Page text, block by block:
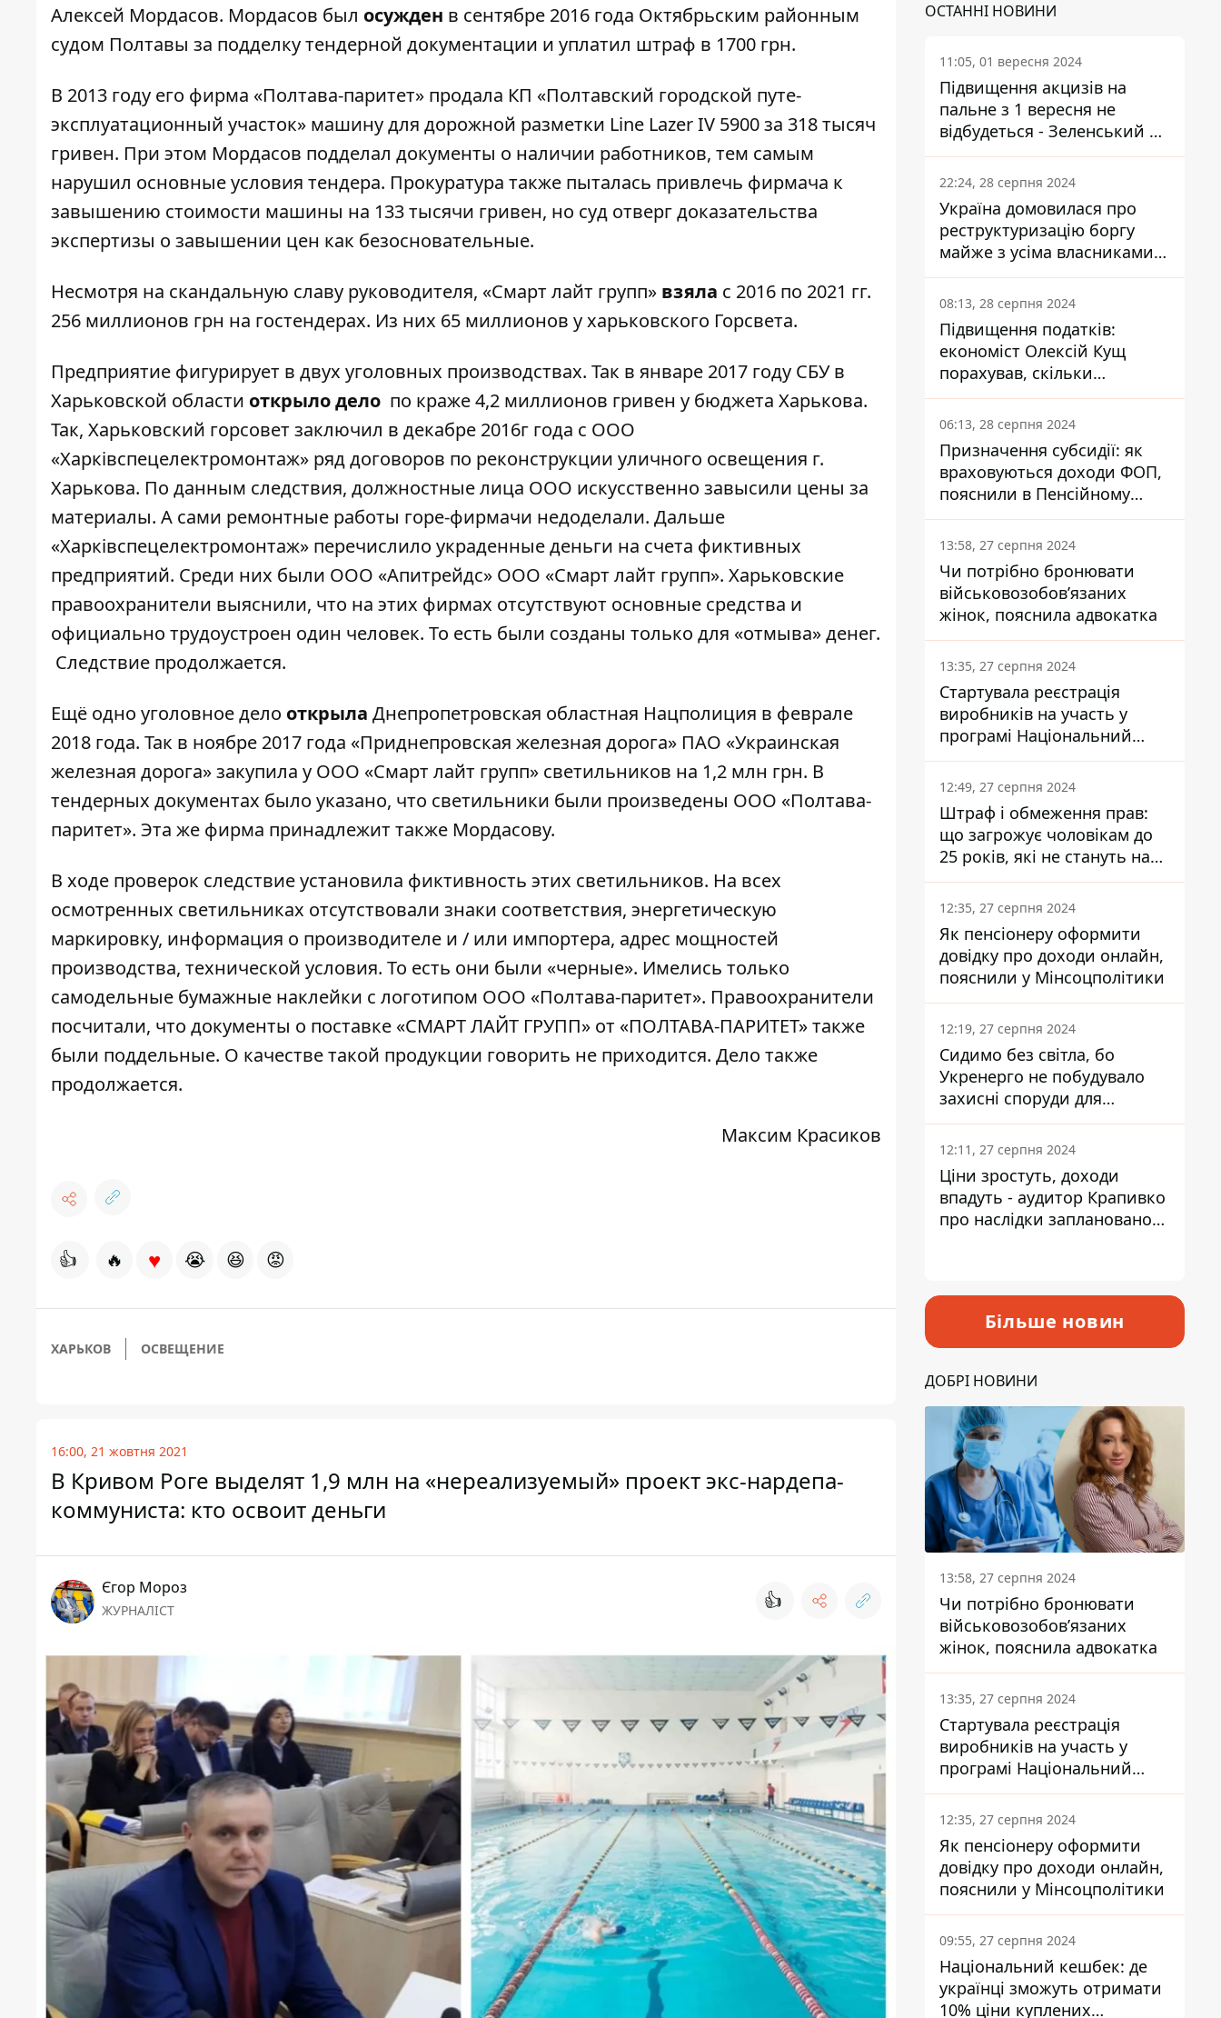
Алексей Мордасов. Мордасов был осужден в сентябре 2016 года Октябрьским районным
судом Полтавы за подделку тендерной документации и уплатил штраф в 1700 грн.
В 2013 году его фирма «Полтава-паритет» продала КП «Полтавский городской путе-
эксплуатационный участок» машину для дорожной разметки Line Lazer IV 5900 за 318 тысяч
гривен. При этом Мордасов подделал документы о наличии работников, тем самым
нарушил основные условия тендера. Прокуратура также пыталась привлечь фирмача к
завышению стоимости машины на 133 тысячи гривен, но суд отверг доказательства
экспертизы о завышении цен как безосновательные.
Несмотря на скандальную славу руководителя, «Смарт лайт групп» взяла с 2016 по 2021 гг.
256 миллионов грн на гостендерах. Из них 65 миллионов у харьковского Горсвета.
Предприятие фигурирует в двух уголовных производствах. Так в январе 2017 году СБУ в
Харьковской области открыло дело по краже 4,2 миллионов гривен у бюджета Харькова.
Так, Харьковский горсовет заключил в декабре 2016г года с ООО
«Харківспецелектромонтаж» ряд договоров по реконструкции уличного освещения г.
Харькова. По данным следствия, должностные лица ООО искусственно завысили цены за
материалы. А сами ремонтные работы горе-фирмачи недоделали. Дальше
«Харківспецелектромонтаж» перечислило украденные деньги на счета фиктивных
предприятий. Среди них были ООО «Апитрейдс» ООО «Смарт лайт групп». Харьковские
правоохранители выяснили, что на этих фирмах отсутствуют основные средства и
официально трудоустроен один человек. То есть были созданы только для «отмыва» денег.
Следствие продолжается.
Ещё одно уголовное дело открыла Днепропетровская областная Нацполиция в феврале
2018 года. Так в ноябре 2017 года «Приднепровская железная дорога» ПАО «Украинская
железная дорога» закупила у ООО «Смарт лайт групп» светильников на 1,2 млн грн. В
тендерных документах было указано, что светильники были произведены ООО «Полтава-
паритет». Эта же фирма принадлежит также Мордасову.
В ходе проверок следствие установила фиктивность этих светильников. На всех
осмотренных светильниках отсутствовали знаки соответствия, энергетическую
маркировку, информация о производителе и / или импортера, адрес мощностей
производства, технической условия. То есть они были «черные». Имелись только
самодельные бумажные наклейки с логотипом ООО «Полтава-паритет». Правоохранители
посчитали, что документы о поставке «СМАРТ ЛАЙТ ГРУПП» от «ПОЛТАВА-ПАРИТЕТ» также
были поддельные. О качестве такой продукции говорить не приходится. Дело также
продолжается.
Максим Красиков
👍 🔥 ♥ 😭 😆 😡
ХАРЬКОВ ОСВЕЩЕНИЕ
16:00, 21 жовтня 2021
В Кривом Роге выделят 1,9 млн на «нереализуемый» проект экс-нардепа-
коммуниста: кто освоит деньги
Єгор Мороз
ЖУРНАЛІСТ 👍
ОСТАННІ НОВИНИ
11:05, 01 вересня 2024
Підвищення акцизів на
пальне з 1 вересня не
відбудеться - Зеленський не
підписав закон
22:24, 28 серпня 2024
Україна домовилася про
реструктуризацію боргу
майже з усіма власниками
єврооблігацій: що це
означає для країни
08:13, 28 серпня 2024
Підвищення податків:
економіст Олексій Кущ
порахував, скільки
заплатить кожен українець
06:13, 28 серпня 2024
Призначення субсидії: як
враховуються доходи ФОП,
пояснили в Пенсійному
фонді
13:58, 27 серпня 2024
Чи потрібно бронювати
військовозобов’язаних
жінок, пояснила адвокатка
13:35, 27 серпня 2024
Стартувала реєстрація
виробників на участь у
програмі Національний
кешбек: як це зробити
через портал Дія
12:49, 27 серпня 2024
Штраф і обмеження прав:
що загрожує чоловікам до
25 років, які не стануть на
військовий облік
12:35, 27 серпня 2024
Як пенсіонеру оформити
довідку про доходи онлайн,
пояснили у Мінсоцполітики
12:19, 27 серпня 2024
Сидимо без світла, бо
Укренерго не побудувало
захисні споруди для
енергетики - нардеп
Кучеренко
12:11, 27 серпня 2024
Ціни зростуть, доходи
впадуть - аудитор Крапивко
про наслідки запланованого
Більше новин
ДОБРІ НОВИНИ
13:58, 27 серпня 2024
Чи потрібно бронювати
військовозобов’язаних
жінок, пояснила адвокатка
13:35, 27 серпня 2024
Стартувала реєстрація
виробників на участь у
програмі Національний
кешбек: як це зробити
через портал Дія
12:35, 27 серпня 2024
Як пенсіонеру оформити
довідку про доходи онлайн,
пояснили у Мінсоцполітики
09:55, 27 серпня 2024
Національний кешбек: де
українці зможуть отримати
10% ціни куплених